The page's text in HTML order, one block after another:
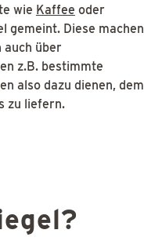
wie Kaffee oder
gemeint. Diese machen
auch über
z.B. bestimmte
also dazu dienen, dem
zu liefern.